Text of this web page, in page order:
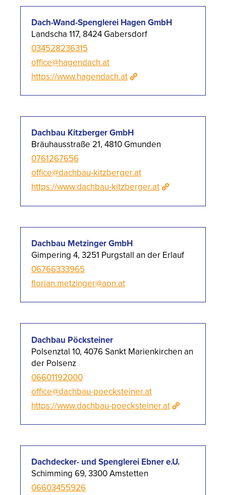
Dach-Wand-Spenglerei Hagen GmbH
Landscha 117, 8424 Gabersdorf
034528236315
office@hagendach.at
https://www.hagendach.at
Dachbau Kitzberger GmbH
Bräuhausstraße 21, 4810 Gmunden
0761267656
office@dachbau-kitzberger.at
https://www.dachbau-kitzberger.at
Dachbau Metzinger GmbH
Gimpering 4, 3251 Purgstall an der Erlauf
06766333965
florian.metzinger@aon.at
Dachbau Pöcksteiner
Polsenztal 10, 4076 Sankt Marienkirchen an
der Polsenz
06601192000
office@dachbau-poecksteiner.at
https://www.dachbau-poecksteiner.at
Dachdecker- und Spenglerei Ebner e.U.
Schimming 69, 3300 Amstetten
06603455926